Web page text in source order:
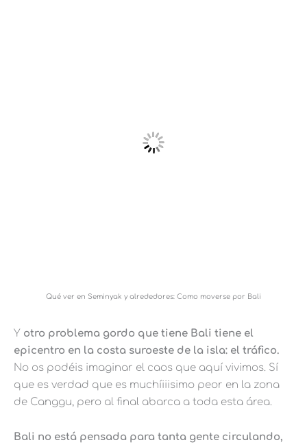
Qué ver en Seminyak y alrededores: Como moverse por Bali
Y otro problema gordo que tiene Bali tiene el
epicentro en la costa suroeste de la isla: el tráfico.
No os podéis imaginar el caos que aquí vivimos. Sí
que es verdad que es muchíiiisimo peor en la zona
de Canggu, pero al final abarca a toda esta área.
Bali no está pensada para tanta gente circulando,